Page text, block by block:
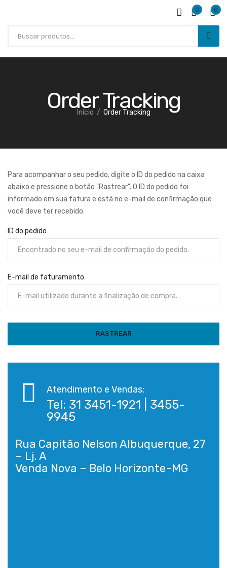
0 0
Order Tracking
Início Order Tracking
Para acompanhar o seu pedido, digite o ID do pedido na caixa
abaixo e pressione o botão "Rastrear". O ID do pedido foi
informado em sua fatura e está no e-mail de confirmação que
você deve ter recebido.
ID do pedido
E-mail de faturamento
RASTREAR
Atendimento e Vendas:
Tel: 31 3451-1921 | 3455-
9945
Rua Capitão Nelson Albuquerque, 27
– Lj. A